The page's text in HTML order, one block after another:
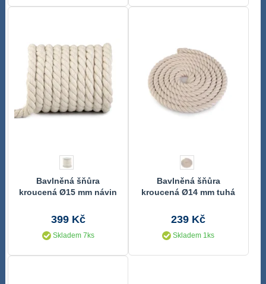
Bavlněná šňůra
kroucená Ø15 mm návin
399 Kč
Skladem 7ks
Bavlněná šňůra
kroucená Ø14 mm tuhá
239 Kč
Skladem 1ks